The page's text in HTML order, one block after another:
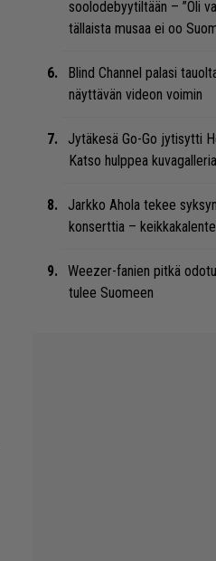
soolodebyytiltään – ”Oli
tällaista musaa ei oo
Blind Channel palasi
näyttävän videon voimin
Jytäkesä Go-Go jytisytti
Katso hulppea
Jarkko Ahola tekee
konserttia –
Weezer-fanien pitkä
tulee Suomeen